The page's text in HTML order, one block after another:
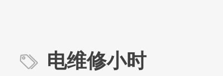
电维修小时